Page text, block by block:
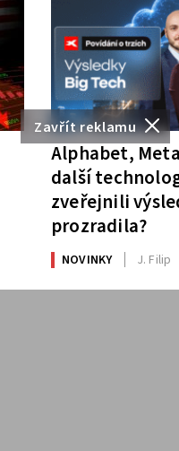
Zavřít reklamu
Alphabet,
další
zveřejnili
prozradila?
NOVINKY J. Filip